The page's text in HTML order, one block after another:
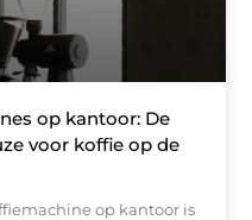
op kantoor: De
voor koffie op de
op kantoor is